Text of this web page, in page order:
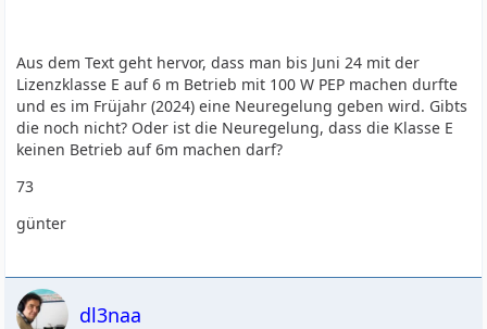
Aus dem Text geht hervor, dass man bis Juni 24 mit der
Lizenzklasse E auf 6 m Betrieb mit 100 W PEP machen durfte
und es im Früjahr (2024) eine Neuregelung geben wird. Gibts
die noch nicht? Oder ist die Neuregelung, dass die Klasse E
keinen Betrieb auf 6m machen darf?
73
günter
dl3naa